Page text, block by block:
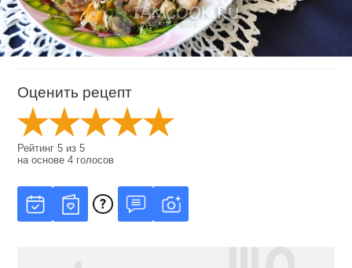
Оценить рецепт
Рейтинг5 из5
на основе4 голосов